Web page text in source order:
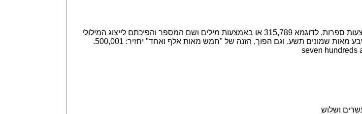
מערכת לעבודה עם מספרים במילים. מאפשר הזנה של מספרים באמצעות ספרות, לדוגמא 315,789 או באמצעות מילים ושם המספר והפיכתם לייצוג המילולי
או המספרי. הזנה של 315,789 תחזיר שלוש מאות חמש עשרה אלף ושבע מאות שמונים תשע. וגם הפוך, הזנה של "חמש מאות אלף ואחד" יחזיר: 500,001.